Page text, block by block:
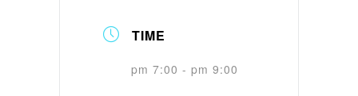
TIME
pm 7:00 - pm 9:00